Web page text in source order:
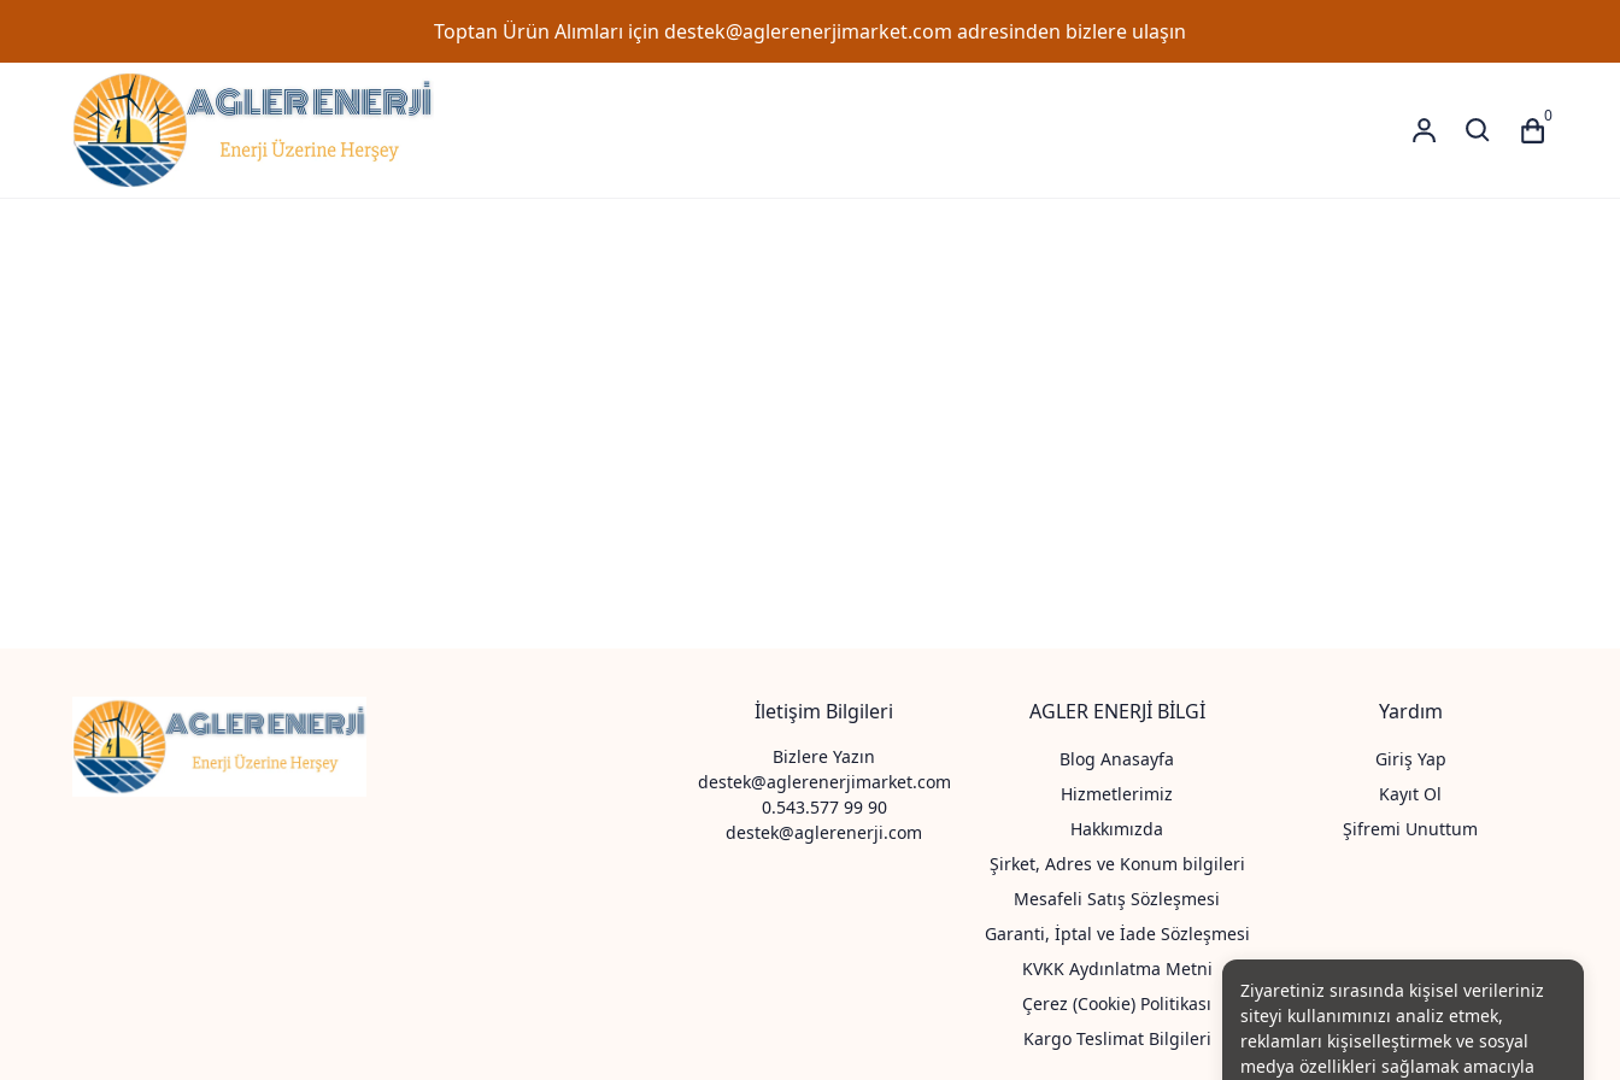
Toptan Ürün Alımları için destek@aglerenerjimarket.com adresinden bizlere ulaşın
0
Ziyaretiniz sırasında kişisel verileriniz
siteyi kullanımınızı analiz etmek,
reklamları kişiselleştirmek ve sosyal
medya özellikleri sağlamak amacıyla
AGLER ENERJİ BİLGİ
Blog Anasayfa
Hizmetlerimiz
Hakkımızda
Şirket, Adres ve Konum bilgileri
Mesafeli Satış Sözleşmesi
Garanti, İptal ve İade Sözleşmesi
KVKK Aydınlatma Metni
Çerez (Cookie) Politikası
Kargo Teslimat Bilgileri
İletişim Bilgileri
Bizlere Yazın
destek@aglerenerjimarket.com
0.543.577 99 90
destek@aglerenerji.com
Yardım
Giriş Yap
Kayıt Ol
Şifremi Unuttum